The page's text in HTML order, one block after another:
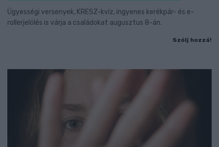
Ügyességi versenyek, KRESZ-kvíz, ingyenes kerékpár- és e-
rollerjelölés is várja a családokat augusztus 8-án.
Szólj hozzá!